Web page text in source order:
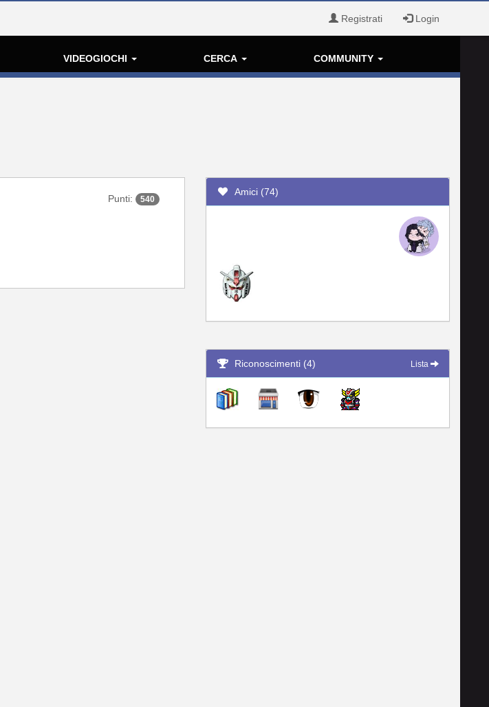
Registrati Login
VIDEOGIOCHI CERCA COMMUNITY
Punti: 540
Amici (74)
Riconoscimenti (4) Lista